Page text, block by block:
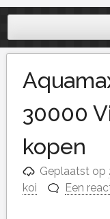
30000
kopen
Geplaatst op
koi
Een